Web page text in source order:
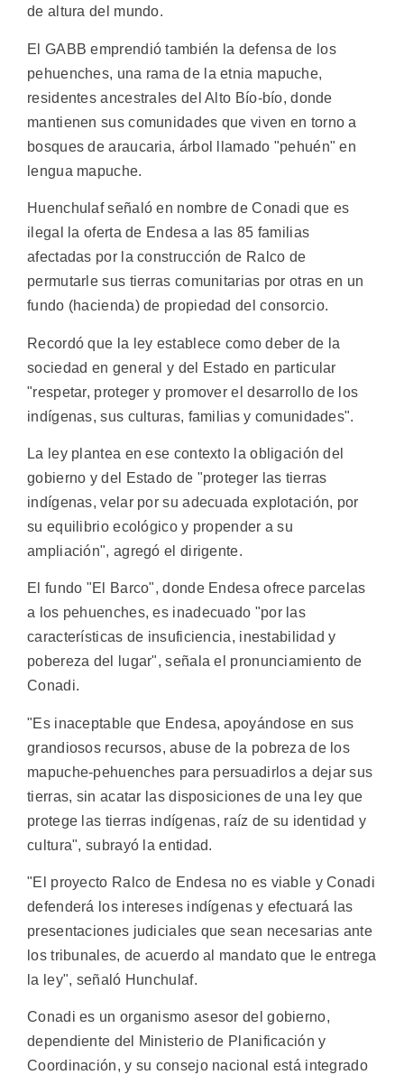
de altura del mundo.
El GABB emprendió también la defensa de los
pehuenches, una rama de la etnia mapuche,
residentes ancestrales del Alto Bío-bío, donde
mantienen sus comunidades que viven en torno a
bosques de araucaria, árbol llamado "pehuén" en
lengua mapuche.
Huenchulaf señaló en nombre de Conadi que es
ilegal la oferta de Endesa a las 85 familias
afectadas por la construcción de Ralco de
permutarle sus tierras comunitarias por otras en un
fundo (hacienda) de propiedad del consorcio.
Recordó que la ley establece como deber de la
sociedad en general y del Estado en particular
"respetar, proteger y promover el desarrollo de los
indígenas, sus culturas, familias y comunidades".
La ley plantea en ese contexto la obligación del
gobierno y del Estado de "proteger las tierras
indígenas, velar por su adecuada explotación, por
su equilibrio ecológico y propender a su
ampliación", agregó el dirigente.
El fundo "El Barco", donde Endesa ofrece parcelas
a los pehuenches, es inadecuado "por las
características de insuficiencia, inestabilidad y
pobereza del lugar", señala el pronunciamiento de
Conadi.
"Es inaceptable que Endesa, apoyándose en sus
grandiosos recursos, abuse de la pobreza de los
mapuche-pehuenches para persuadirlos a dejar sus
tierras, sin acatar las disposiciones de una ley que
protege las tierras indígenas, raíz de su identidad y
cultura", subrayó la entidad.
"El proyecto Ralco de Endesa no es viable y Conadi
defenderá los intereses indígenas y efectuará las
presentaciones judiciales que sean necesarias ante
los tribunales, de acuerdo al mandato que le entrega
la ley", señaló Hunchulaf.
Conadi es un organismo asesor del gobierno,
dependiente del Ministerio de Planificación y
Coordinación, y su consejo nacional está integrado